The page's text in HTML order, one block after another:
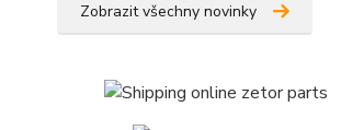
Zobrazit všechny novinky